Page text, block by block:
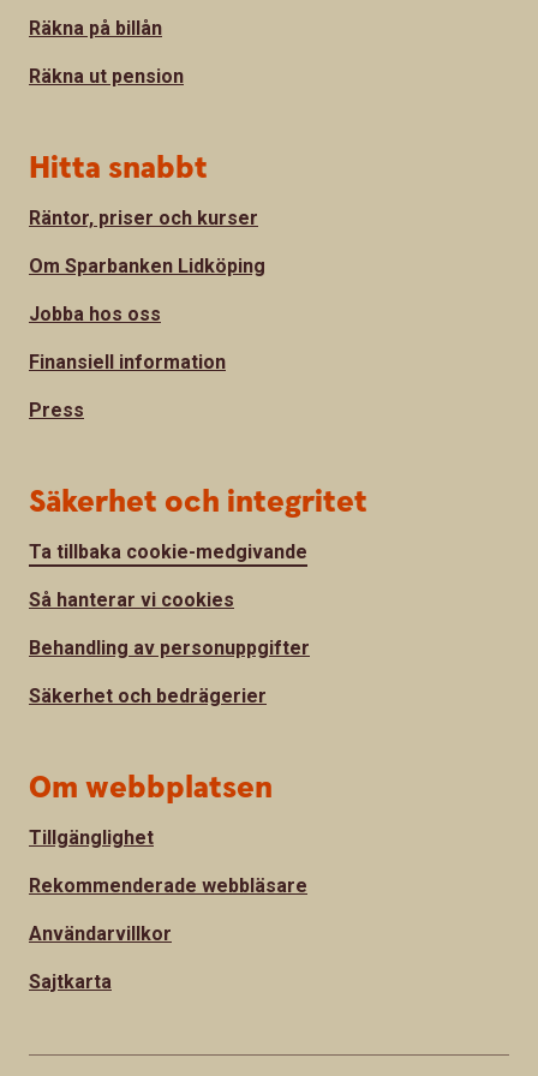
Räkna på billån
Räkna ut pension
Hitta snabbt
Räntor, priser och kurser
Om Sparbanken Lidköping
Jobba hos oss
Finansiell information
Press
Säkerhet och integritet
Ta tillbaka cookie-medgivande
Så hanterar vi cookies
Behandling av personuppgifter
Säkerhet och bedrägerier
Om webbplatsen
Tillgänglighet
Rekommenderade webbläsare
Användarvillkor
Sajtkarta